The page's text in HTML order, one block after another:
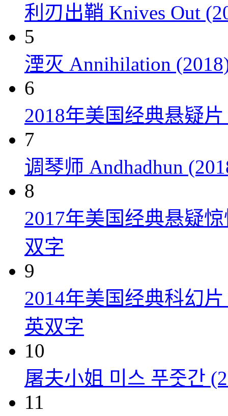
利刃出鞘 Knives Out
5
湮灭 Annihilation
6
2018年美国经典悬疑
7
调琴师 Andhadhun
8
2017年美国经典悬疑
双字
9
2014年美国经典科幻
英双字
10
屠夫小姐 미스 푸줏간
11